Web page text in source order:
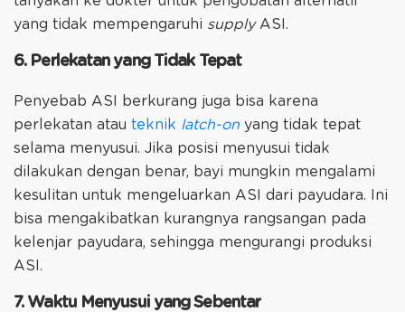
yang tidak mempengaruhi supplyASI.
6. Perlekatan yang Tidak Tepat
Penyebab ASI berkurang juga bisa karena
perlekatan atau teknik latch-on yang tidak tepat
selama menyusui. Jika posisi menyusui tidak
dilakukan dengan benar, bayi mungkin mengalami
kesulitan untuk mengeluarkan ASI dari payudara. Ini
bisa mengakibatkan kurangnya rangsangan pada
kelenjar payudara, sehingga mengurangi produksi
ASI.
7. Waktu Menyusui yang Sebentar